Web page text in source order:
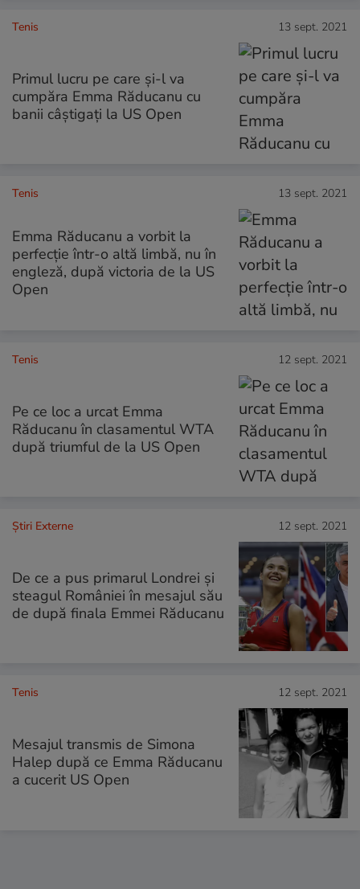
Tenis 13 sept. 2021
Primul lucru pe care și-l va
cumpăra Emma Răducanu cu
banii câștigați la US Open
Tenis 13 sept. 2021
Emma Răducanu a vorbit la
perfecție într-o altă limbă, nu în
engleză, după victoria de la US
Open
Tenis 12 sept. 2021
Pe ce loc a urcat Emma
Răducanu în clasamentul WTA
după triumful de la US Open
Știri Externe 12 sept. 2021
De ce a pus primarul Londrei și
steagul României în mesajul său
de după finala Emmei Răducanu
Tenis 12 sept. 2021
Mesajul transmis de Simona
Halep după ce Emma Răducanu
a cucerit US Open